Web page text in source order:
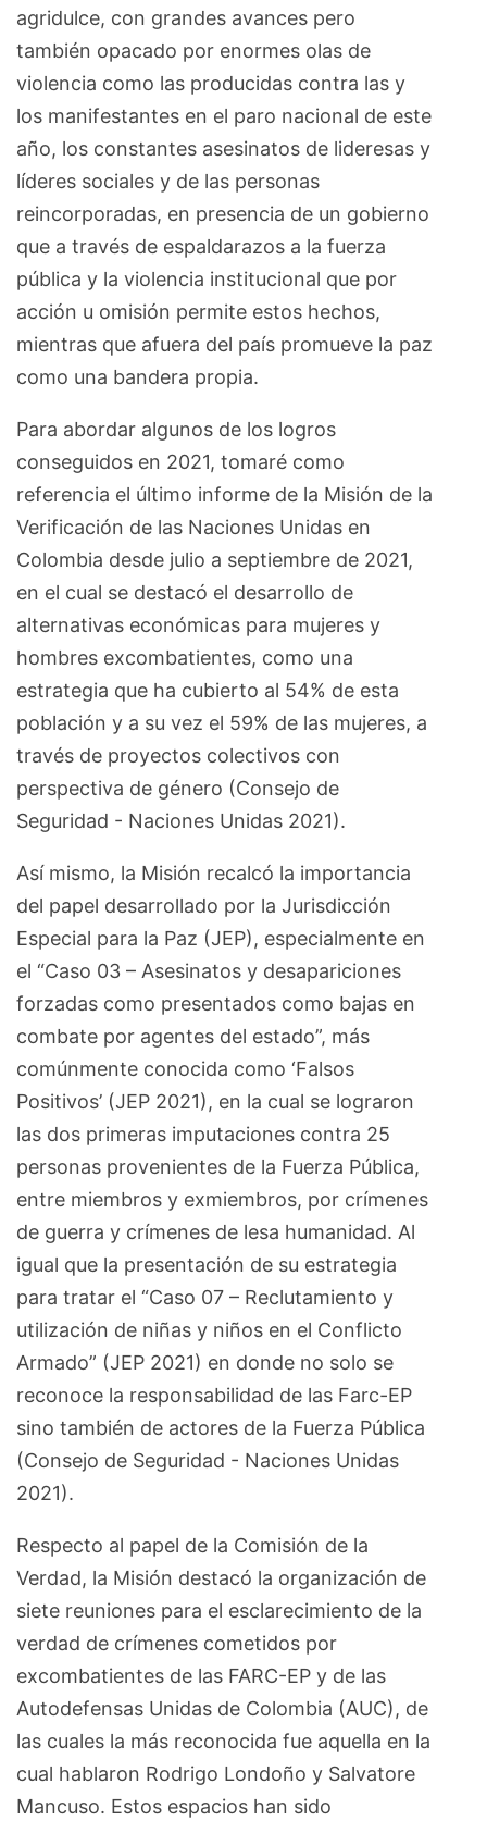
agridulce, con grandes avances pero
también opacado por enormes olas de
violencia como las producidas contra las y
los manifestantes en el paro nacional de este
año, los constantes asesinatos de lideresas y
líderes sociales y de las personas
reincorporadas, en presencia de un gobierno
que a través de espaldarazos a la fuerza
pública y la violencia institucional que por
acción u omisión permite estos hechos,
mientras que afuera del país promueve la paz
como una bandera propia.
Para abordar algunos de los logros
conseguidos en 2021, tomaré como
referencia el último informe de la Misión de la
Verificación de las Naciones Unidas en
Colombia desde julio a septiembre de 2021,
en el cual se destacó el desarrollo de
alternativas económicas para mujeres y
hombres excombatientes, como una
estrategia que ha cubierto al 54% de esta
población y a su vez el 59% de las mujeres, a
través de proyectos colectivos con
perspectiva de género (Consejo de
Seguridad - Naciones Unidas 2021).
Así mismo, la Misión recalcó la importancia
del papel desarrollado por la Jurisdicción
Especial para la Paz (JEP), especialmente en
el “Caso 03 – Asesinatos y desapariciones
forzadas como presentados como bajas en
combate por agentes del estado”, más
comúnmente conocida como ‘Falsos
Positivos’ (JEP 2021), en la cual se lograron
las dos primeras imputaciones contra 25
personas provenientes de la Fuerza Pública,
entre miembros y exmiembros, por crímenes
de guerra y crímenes de lesa humanidad. Al
igual que la presentación de su estrategia
para tratar el “Caso 07 – Reclutamiento y
utilización de niñas y niños en el Conflicto
Armado” (JEP 2021) en donde no solo se
reconoce la responsabilidad de las Farc-EP
sino también de actores de la Fuerza Pública
(Consejo de Seguridad - Naciones Unidas
2021).
Respecto al papel de la Comisión de la
Verdad, la Misión destacó la organización de
siete reuniones para el esclarecimiento de la
verdad de crímenes cometidos por
excombatientes de las FARC-EP y de las
Autodefensas Unidas de Colombia (AUC), de
las cuales la más reconocida fue aquella en la
cual hablaron Rodrigo Londoño y Salvatore
Mancuso. Estos espacios han sido